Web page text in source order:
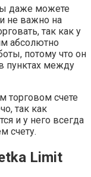
даже можете
не важно на
так как у
абсолютно
потому что он
пунктах между
торговом счете
так как
и у него всегда
счету.
Limit